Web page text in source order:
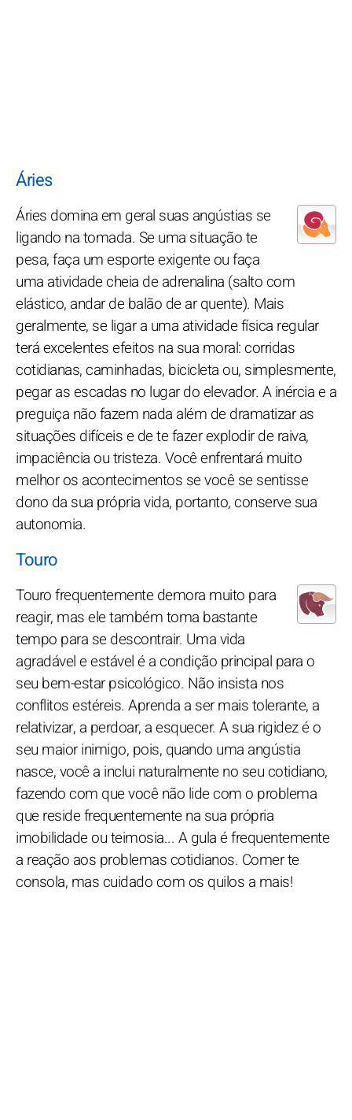
Áries
Áries domina em geral suas angústias se
ligando na tomada. Se uma situação te
pesa, faça um esporte exigente ou faça
uma atividade cheia de adrenalina (salto com
elástico, andar de balão de ar quente). Mais
geralmente, se ligar a uma atividade física regular
terá excelentes efeitos na sua moral: corridas
cotidianas, caminhadas, bicicleta ou, simplesmente,
pegar as escadas no lugar do elevador. A inércia e a
preguiça não fazem nada além de dramatizar as
situações difíceis e de te fazer explodir de raiva,
impaciência ou tristeza. Você enfrentará muito
melhor os acontecimentos se você se sentisse
dono da sua própria vida, portanto, conserve sua
autonomia.
Touro
Touro frequentemente demora muito para
reagir, mas ele também toma bastante
tempo para se descontrair. Uma vida
agradável e estável é a condição principal para o
seu bem-estar psicológico. Não insista nos
conflitos estéreis. Aprenda a ser mais tolerante, a
relativizar, a perdoar, a esquecer. A sua rigidez é o
seu maior inimigo, pois, quando uma angústia
nasce, você a inclui naturalmente no seu cotidiano,
fazendo com que você não lide com o problema
que reside frequentemente na sua própria
imobilidade ou teimosia... A gula é frequentemente
a reação aos problemas cotidianos. Comer te
consola, mas cuidado com os quilos a mais!